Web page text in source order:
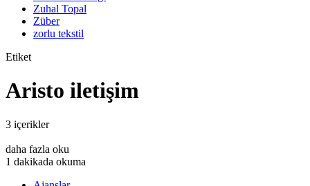
Zuhal Topal
Züber
zorlu tekstil
Etiket
Aristo iletişim
3 içerikler
daha fazla oku
1 dakikada okuma